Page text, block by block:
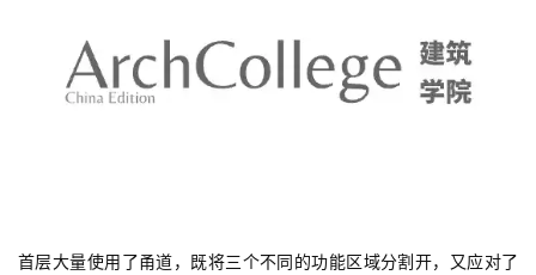
筑
首层大量使用了甬道，既将三个不同的功能区域分割开，又应对了